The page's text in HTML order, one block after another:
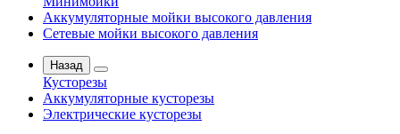
Аккумуляторные мойки высокого давления
Сетевые мойки высокого давления
Назад
Кусторезы
Аккумуляторные кусторезы
Электрические кусторезы